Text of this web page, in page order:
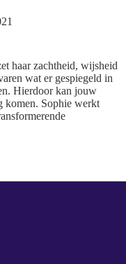
haar zachtheid, wijsheid
wat er gespiegeld in
Hierdoor kan jouw
komen. Sophie werkt